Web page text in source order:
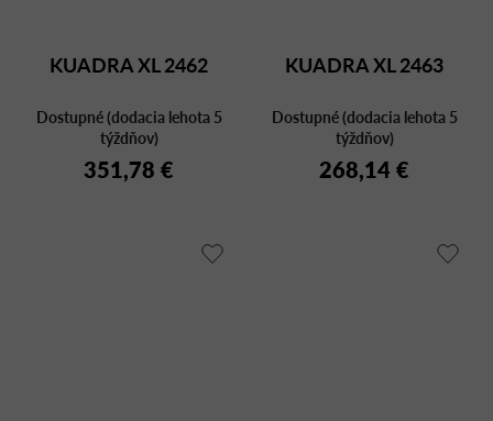
KUADRA XL 2462
Dostupné (dodacia lehota 5
týždňov)
351,78 €
KUADRA XL 2463
Dostupné (dodacia lehota 5
týždňov)
268,14 €